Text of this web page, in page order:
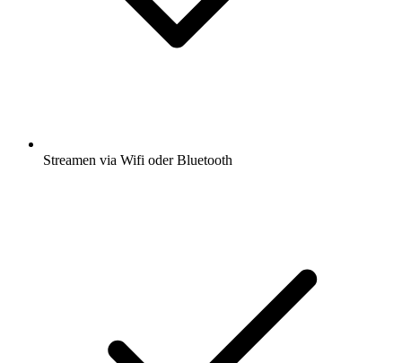
Streamen via Wifi oder Bluetooth